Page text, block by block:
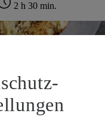
2 h 30 min.